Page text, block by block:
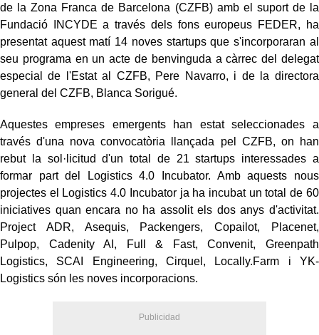
de la Zona Franca de Barcelona (CZFB) amb el suport de la
Fundació INCYDE a través dels fons europeus FEDER, ha
presentat aquest matí 14 noves startups que s'incorporaran al
seu programa en un acte de benvinguda a càrrec del delegat
especial de l'Estat al CZFB, Pere Navarro, i de la directora
general del CZFB, Blanca Sorigué.
Aquestes empreses emergents han estat seleccionades a
través d'una nova convocatòria llançada pel CZFB, on han
rebut la sol·licitud d'un total de 21 startups interessades a
formar part del Logistics 4.0 Incubator. Amb aquests nous
projectes el Logistics 4.0 Incubator ja ha incubat un total de 60
iniciatives quan encara no ha assolit els dos anys d'activitat.
Project ADR, Asequis, Packengers, Copailot, Placenet,
Pulpop, Cadenity AI, Full & Fast, Convenit, Greenpath
Logistics, SCAI Engineering, Cirquel, Locally.Farm i YK-
Logistics són les noves incorporacions.